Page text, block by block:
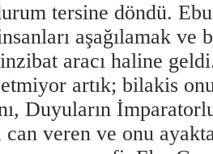
tersine döndü.
aşağılamak
aracı haline
artık; bilakis
Duyuların
veren ve onu